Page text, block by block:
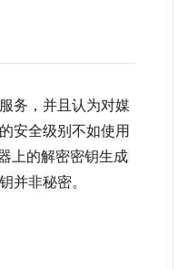
务，并且认为对媒
安全级别不如使用
上的解密密钥生成
并非秘密。